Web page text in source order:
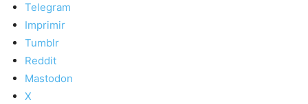
Telegram
Imprimir
Tumblr
Reddit
Mastodon
X